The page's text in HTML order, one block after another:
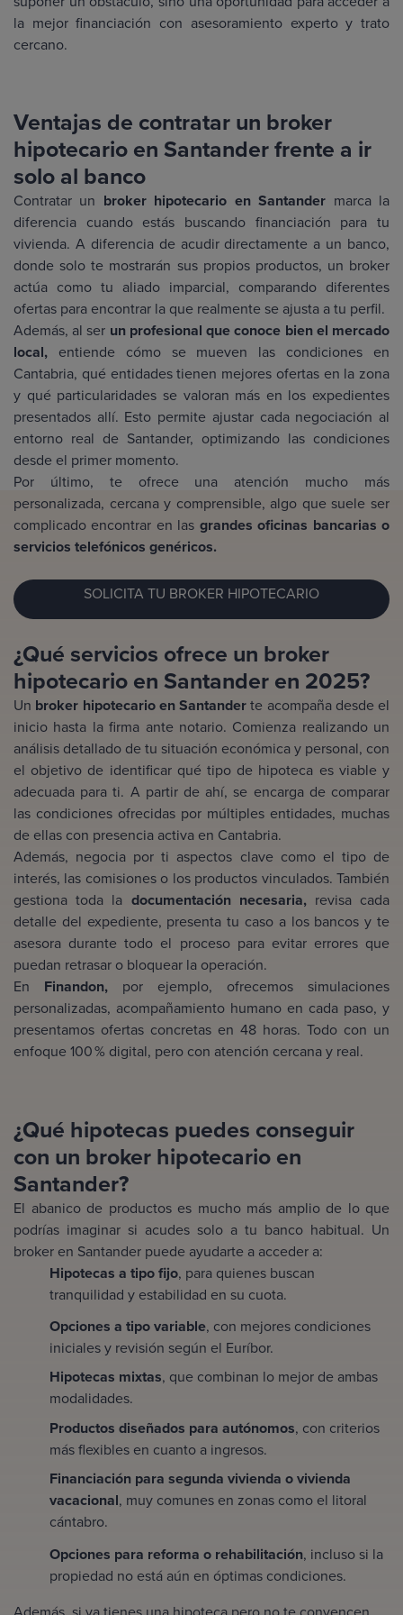
la mejor financiación con asesoramiento experto y trato
cercano.
Ventajas de contratar un broker
hipotecario en Santander frente a ir
solo al banco
Contratar un broker hipotecario en Santander marca la
diferencia cuando estás buscando financiación para tu
vivienda. A diferencia de acudir directamente a un banco,
donde solo te mostrarán sus propios productos, un broker
actúa como tu aliado imparcial, comparando diferentes
ofertas para encontrar la que realmente se ajusta a tu perfil.
Además, al ser un profesional que conoce bien el mercado
local, entiende cómo se mueven las condiciones en
Cantabria, qué entidades tienen mejores ofertas en la zona
y qué particularidades se valoran más en los expedientes
presentados allí. Esto permite ajustar cada negociación al
entorno real de Santander, optimizando las condiciones
desde el primer momento.
Por último, te ofrece una atención mucho más
personalizada, cercana y comprensible, algo que suele ser
complicado encontrar en las grandes oficinas bancarias o
servicios telefónicos genéricos.
SOLICITA TU BROKER HIPOTECARIO
¿Qué servicios ofrece un broker
hipotecario en Santander en 2025?
Un broker hipotecario en Santanderte acompaña desde el
inicio hasta la firma ante notario. Comienza realizando un
análisis detallado de tu situación económica y personal, con
el objetivo de identificar qué tipo de hipoteca es viable y
adecuada para ti. A partir de ahí, se encarga de comparar
las condiciones ofrecidas por múltiples entidades, muchas
de ellas con presencia activa en Cantabria.
Además, negocia por ti aspectos clave como el tipo de
interés, las comisiones o los productos vinculados. También
gestiona toda la documentación necesaria,revisa cada
detalle del expediente, presenta tu caso a los bancos y te
asesora durante todo el proceso para evitar errores que
puedan retrasar o bloquear la operación.
En Finandon, por ejemplo, ofrecemos simulaciones
personalizadas, acompañamiento humano en cada paso, y
presentamos ofertas concretas en 48 horas. Todo con un
enfoque 100 % digital, pero con atención cercana y real.
¿Qué hipotecas puedes conseguir
con un broker hipotecario en
Santander?
El abanico de productos es mucho más amplio de lo que
podrías imaginar si acudes solo a tu banco habitual. Un
broker en Santander puede ayudarte a acceder a:
Hipotecas a tipo fijo, para quienes buscan
tranquilidad y estabilidad en su cuota.
Opciones a tipo variable, con mejores condiciones
iniciales y revisión según el Euríbor.
Hipotecas mixtas, que combinan lo mejor de ambas
modalidades.
Productos diseñados para autónomos, con criterios
más flexibles en cuanto a ingresos.
Financiación para segunda vivienda o vivienda
vacacional, muy comunes en zonas como el litoral
cántabro.
Opciones para reforma o rehabilitación, incluso si la
propiedad no está aún en óptimas condiciones.